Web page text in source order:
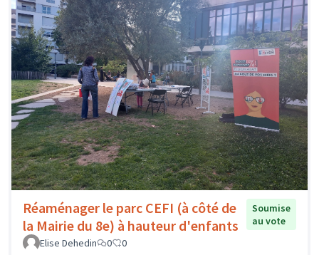
Réaménager le parc CEFI (à côté de
la Mairie du 8e) à hauteur d'enfants
Soumise
au vote
Elise Dehedin
0 0